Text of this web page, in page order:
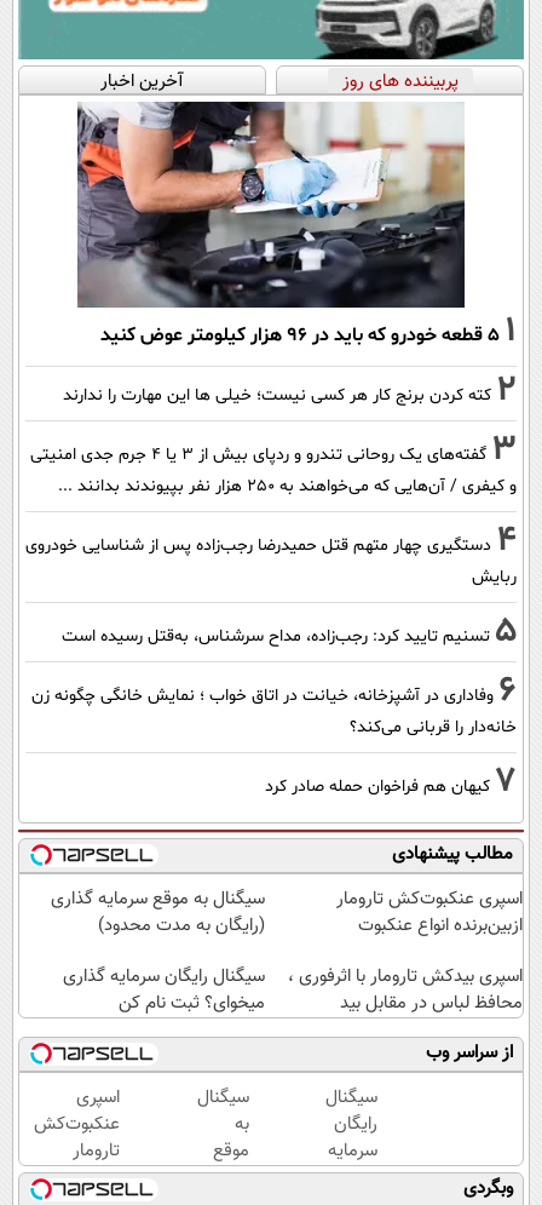
پربیننده های روز آخرین اخبار
1 ۵ قطعه خودرو که باید در ۹۶ هزار کیلومتر عوض کنید
2 کته کردن برنج کار هر کسی نیست؛ خیلی ها این مهارت را ندارند
3
گفته‌های یک روحانی تندرو و ردپای بیش از ۳ یا ۴ جرم جدی امنیتی
و کیفری / آن‌هایی که می‌خواهند به ۲۵۰ هزار نفر بپیوندند بدانند ...
4 دستگیری چهار متهم قتل حمیدرضا رجب‌زاده پس از شناسایی خودروی
ربایش
5 تسنیم تایید کرد: رجب‌زاده، مداح سرشناس، به‌قتل رسیده است
6 وفاداری در آشپزخانه، خیانت در اتاق خواب ؛ نمایش خانگی چگونه زن
خانه‌دار را قربانی می‌کند؟
7 کیهان هم فراخوان حمله صادر کرد
مطالب پیشنهادی
اسپری عنکبوت‌‌کش تارومار
ازبین‌برنده انواع عنکبوت
سیگنال به موقع سرمایه گذاری
(رایگان به مدت محدود)
اسپری بیدکش تارومار با اثرفوری ،
محافظ لباس در مقابل بید
سیگنال رایگان سرمایه گذاری
میخوای؟ ثبت نام کن
از سراسر وب
سیگنال
رایگان
سرمایه
گذاری
سیگنال
به
موقع
سرمایه
اسپری
عنکبوت‌‌کش
تارومار
ازبین‌برنده
وبگردی